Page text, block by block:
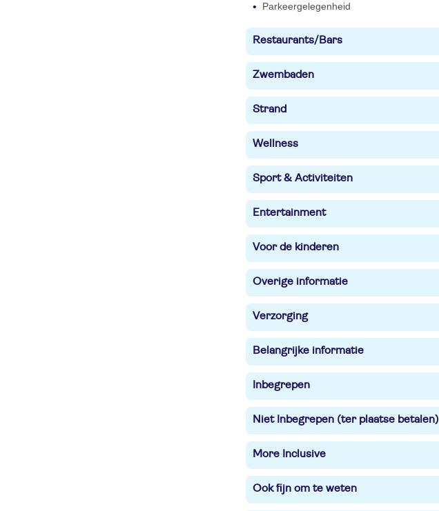
Parkeergelegenheid
Restaurants/Bars
Zwembaden
Strand
Wellness
Sport & Activiteiten
Entertainment
Voor de kinderen
Overige informatie
Verzorging
Belangrijke informatie
Inbegrepen
Niet Inbegrepen (ter plaatse betalen)
More Inclusive
Ook fijn om te weten